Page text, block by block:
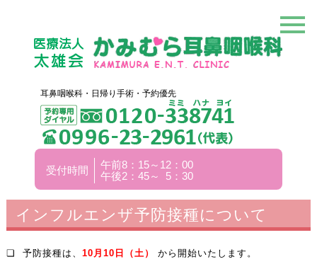
耳鼻咽喉科・日帰り手術・予約優先
受付時間
午前8：15～12：00
午後2：45～ 5：30
インフルエンザ予防接種について
❏ 予防接種は、 10月 10 日（土） から開始いたします。